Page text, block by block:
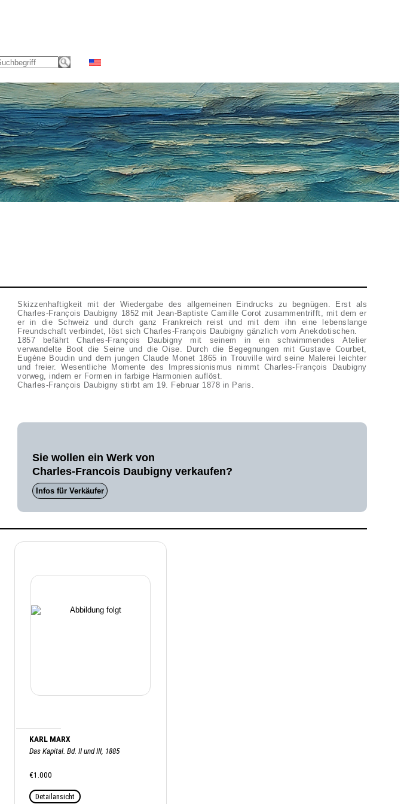
Skizzenhaftigkeit mit der Wiedergabe des allgemeinen Eindrucks zu begnügen. Erst als
Charles-François Daubigny 1852 mit Jean-Baptiste Camille Corot zusammentrifft, mit dem er
er in die Schweiz und durch ganz Frankreich reist und mit dem ihn eine lebenslange
Freundschaft verbindet, löst sich Charles-François Daubigny gänzlich vom Anekdotischen.
1857 befährt Charles-François Daubigny mit seinem in ein schwimmendes Atelier
verwandelte Boot die Seine und die Oise. Durch die Begegnungen mit Gustave Courbet,
Eugène Boudin und dem jungen Claude Monet 1865 in Trouville wird seine Malerei leichter
und freier. Wesentliche Momente des Impressionismus nimmt Charles-François Daubigny
vorweg, indem er Formen in farbige Harmonien auflöst.
Charles-François Daubigny stirbt am 19. Februar 1878 in Paris.
Sie wollen ein Werk von
Charles-Francois Daubigny verkaufen?
Infos für Verkäufer
KARL MARX
Das Kapital. Bd. II und III, 1885
€1.000
Detailansicht